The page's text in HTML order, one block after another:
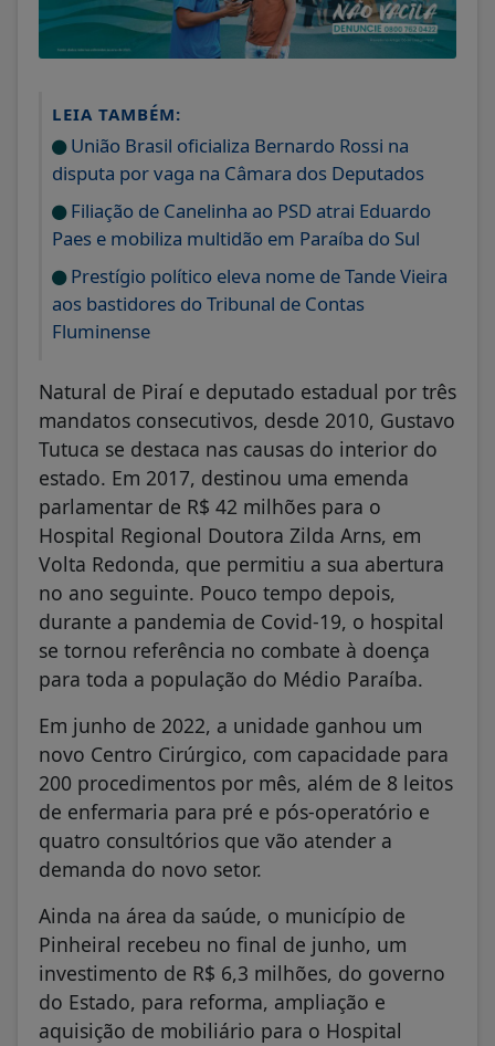
LEIA TAMBÉM:
União Brasil oficializa Bernardo Rossi na
disputa por vaga na Câmara dos Deputados
Filiação de Canelinha ao PSD atrai Eduardo
Paes e mobiliza multidão em Paraíba do Sul
Prestígio político eleva nome de Tande Vieira
aos bastidores do Tribunal de Contas
Fluminense
Natural de Piraí e deputado estadual por três
mandatos consecutivos, desde 2010, Gustavo
Tutuca se destaca nas causas do interior do
estado. Em 2017, destinou uma emenda
parlamentar de R$ 42 milhões para o
Hospital Regional Doutora Zilda Arns, em
Volta Redonda, que permitiu a sua abertura
no ano seguinte. Pouco tempo depois,
durante a pandemia de Covid-19, o hospital
se tornou referência no combate à doença
para toda a população do Médio Paraíba.
Em junho de 2022, a unidade ganhou um
novo Centro Cirúrgico, com capacidade para
200 procedimentos por mês, além de 8 leitos
de enfermaria para pré e pós-operatório e
quatro consultórios que vão atender a
demanda do novo setor.
Ainda na área da saúde, o município de
Pinheiral recebeu no final de junho, um
investimento de R$ 6,3 milhões, do governo
do Estado, para reforma, ampliação e
aquisição de mobiliário para o Hospital